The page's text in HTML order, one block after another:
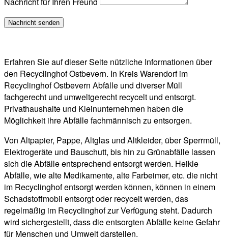
Erfahren Sie auf dieser Seite nützliche Informationen über
den Recyclinghof Ostbevern. In Kreis Warendorf im
Recyclinghof Ostbevern Abfälle und diverser Müll
fachgerecht und umweltgerecht recycelt und entsorgt.
Privathaushalte und Kleinunternehmen haben die
Möglichkeit ihre Abfälle fachmännisch zu entsorgen.
Von Altpapier, Pappe, Altglas und Altkleider, über Sperrmüll,
Elektrogeräte und Bauschutt, bis hin zu Grünabfälle lassen
sich die Abfälle entsprechend entsorgt werden. Heikle
Abfälle, wie alte Medikamente, alte Farbeimer, etc. die nicht
im Recyclinghof entsorgt werden können, können in einem
Schadstoffmobil entsorgt oder recycelt werden, das
regelmäßig im Recyclinghof zur Verfügung steht. Dadurch
wird sichergestellt, dass die entsorgten Abfälle keine Gefahr
für Menschen und Umwelt darstellen.